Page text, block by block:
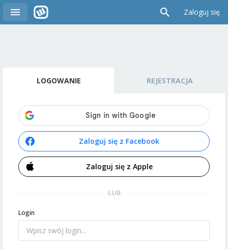
Zaloguj się
LOGOWANIE REJESTRACJA
Zaloguj się z Facebook
Zaloguj się z Apple
LUB
Login